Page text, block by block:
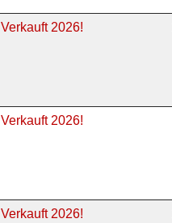
Verkauft 2026!
Verkauft 2026!
Verkauft 2026!